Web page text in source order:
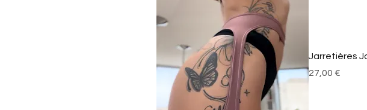
Jarretières
Prix
27,00 €